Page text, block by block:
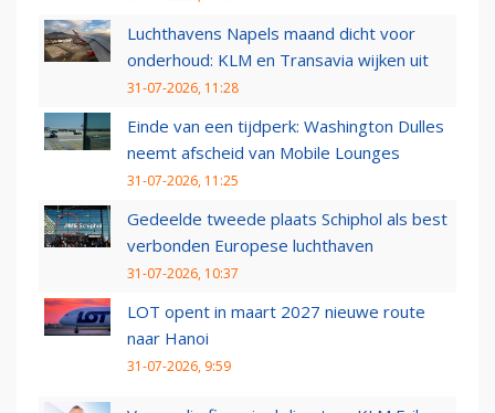
Luchthavens Napels maand dicht voor
onderhoud: KLM en Transavia wijken uit
31-07-2026, 11:28
Einde van een tijdperk: Washington Dulles
neemt afscheid van Mobile Lounges
31-07-2026, 11:25
Gedeelde tweede plaats Schiphol als best
verbonden Europese luchthaven
31-07-2026, 10:37
LOT opent in maart 2027 nieuwe route
naar Hanoi
31-07-2026, 9:59